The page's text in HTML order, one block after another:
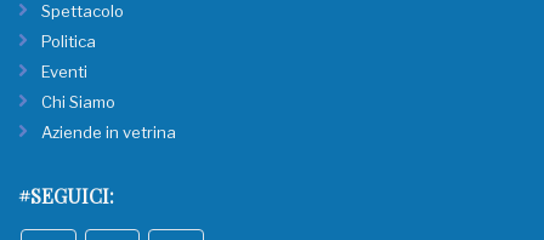
Spettacolo
Politica
Eventi
Chi Siamo
Aziende in vetrina
#SEGUICI: